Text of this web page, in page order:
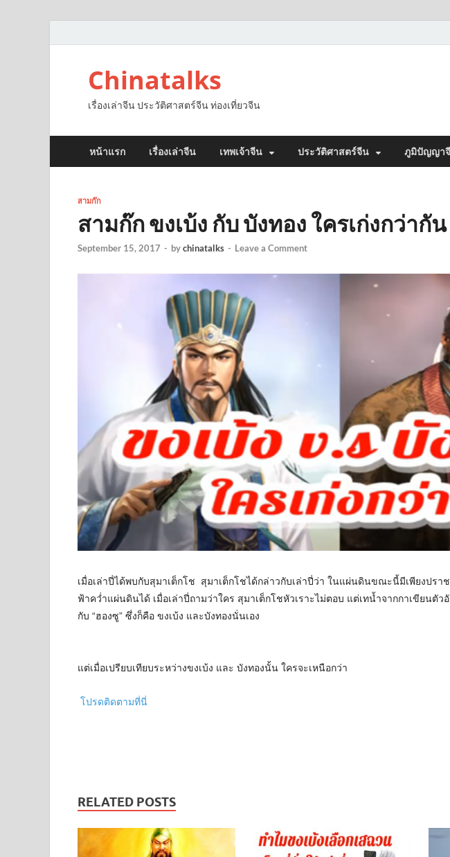
Chinatalks
เรื่องเล่าจีน ประวัติศาสตร์จีน ท่องเที่ยวจีน
หน้าแรก เรื่องเล่าจีน เทพเจ้าจีน ประวัติศาสตร์จีน ภูมิปัญญา
สามก๊ก
สามก๊ก ขงเบ้ง กับ บังทอง ใครเก่งกว่ากัน
September 15, 2017 - bychinatalks - Leave a Comment
เมื่อเล่าปี่ได้พบกับสุมาเต็กโช  สุมาเต็กโชได้กล่าวกับเล่าปี่ว่า ในแผ่นดินขณะนี้มีเพียงปร
ฟ้าคว่ำแผ่นดินได้ เมื่อเล่าปี่ถามว่าใคร สุมาเต็กโชหัวเราะไม่ตอบ แต่เทน้ำจากกาเขียนตัว
กับ “ฮองซู” ซึ่งก็คือ ขงเบ้ง และบังทองนั่นเอง
แต่เมื่อเปรียบเทียบระหว่างขงเบ้ง และ บังทองนั้น ใครจะเหนือกว่า
โปรดติดตามที่นี่
RELATED POSTS